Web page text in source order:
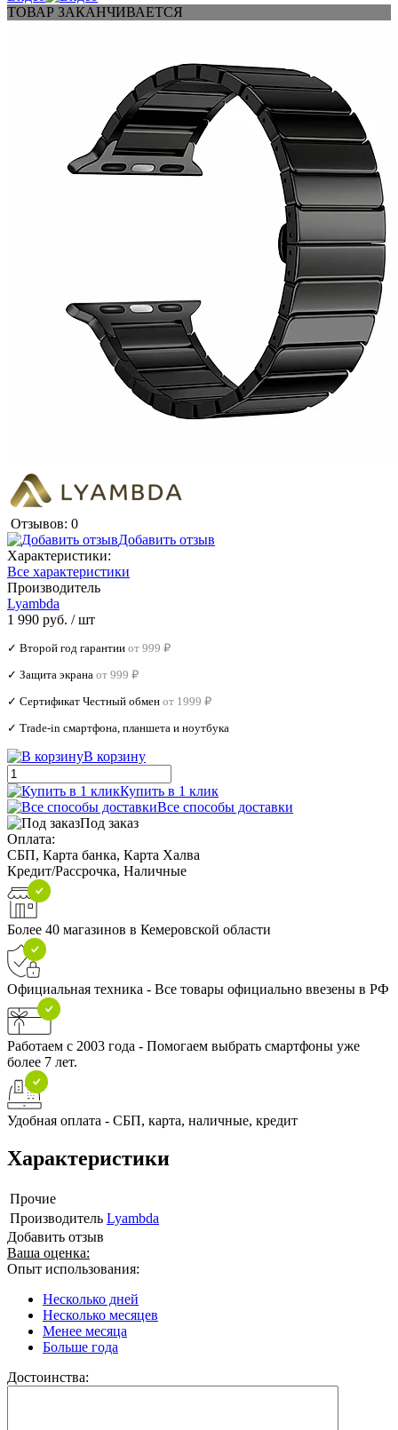
ТОВАР ЗАКАНЧИВАЕТСЯ
Отзывов: 0
Добавить отзыв
Характеристики:
Все характеристики
Производитель
Lyambda
1 990 руб. / шт
✓ Второй год гарантии от 999 ₽
✓ Защита экрана от 999 ₽
✓ Сертификат Честный обмен от 1999 ₽
✓ Trade‑in смартфона, планшета и ноутбука
В корзину
Купить в 1 клик
Все способы доставки
Под заказ
Оплата:
СБП, Карта банка, Карта Халва
Кредит/Рассрочка, Наличные
Более 40 магазинов в Кемеровской области
Официальная техника - Все товары официально ввезены в РФ
Работаем с 2003 года - Помогаем выбрать смартфоны уже
более 7 лет.
Удобная оплата - СБП, карта, наличные, кредит
Характеристики
Прочие
Производитель Lyambda
Добавить отзыв
Ваша оценка:
Опыт использования:
Несколько дней
Несколько месяцев
Менее месяца
Больше года
Достоинства: